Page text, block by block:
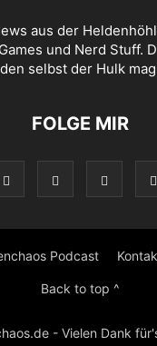
aus der
und Nerd Stuff.
den selbst der Hulk
FOLGE MIR
Podcast
Back to top ^
- Vielen Dank